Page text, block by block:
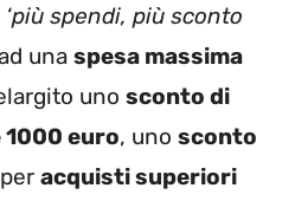
più spendi, più sconto
una spesa massima
uno sconto di
euro, uno sconto
acquisti superiori